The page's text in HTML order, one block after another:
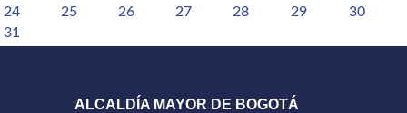
24
25 26 27 28 29
30
31
ALCALDÍA MAYOR DE BOGOTÁ